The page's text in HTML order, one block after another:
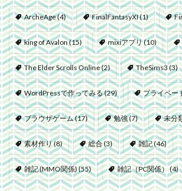
ArcheAge(4) FinalFantasyXI(1)
king of Avalon(15) mixiアプリ(10)
The Elder Scrolls Online(2) TheSims3(3)
WordPressで作ってみる(29) プライベー
ブラウザゲーム(17) 勉強(7) 未分
素材作り(8) 総合(3) 雑記(46)
雑記 (MMO関係)(55) 雑記（PC関係）(4)